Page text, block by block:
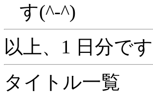
す(^-^)
以上、1 日分です
タイトル一覧